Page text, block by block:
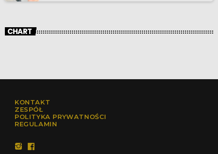
CHART
KONTAKT
ZESPÓŁ
POLITYKA PRYWATNOŚCI
REGULAMIN